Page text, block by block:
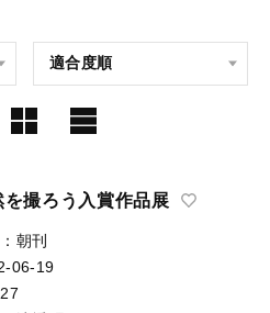
撮ろう入賞作品展
朝刊
06-19
27